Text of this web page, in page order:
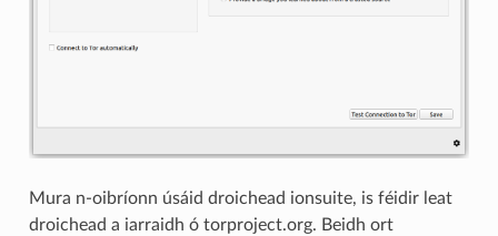
Mura n-oibríonn úsáid droichead ionsuite, is féidir leat
droichead a iarraidh ó torproject.org. Beidh ort